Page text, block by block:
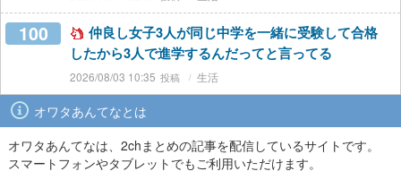
100
仲良し女子3人が同じ中学を一緒に受験して合格
したから3人で進学するんだってと言ってる
2026/08/03 10:35 生活
オワタあんてなとは
オワタあんてなは、2chまとめの記事を配信しているサイトです。
スマートフォンやタブレットでもご利用いただけます。